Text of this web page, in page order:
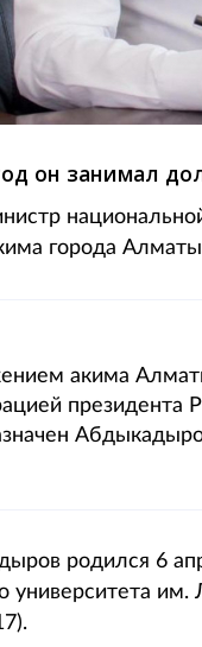
он занимал
города
акима
президента
родился 6
университета